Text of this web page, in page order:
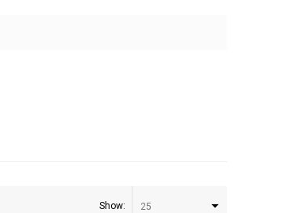
Show: 25